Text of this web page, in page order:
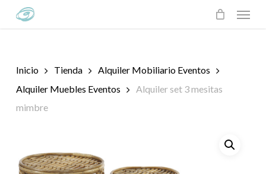
Menu
Inicio Tienda
Alquiler Mobiliario Eventos
Alquiler Muebles Eventos
Alquiler set 3 mesitas
mimbre